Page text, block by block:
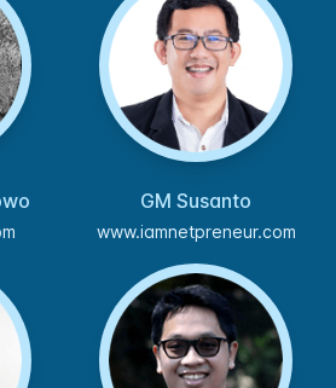
GM Susanto
www.iamnetpreneur.com